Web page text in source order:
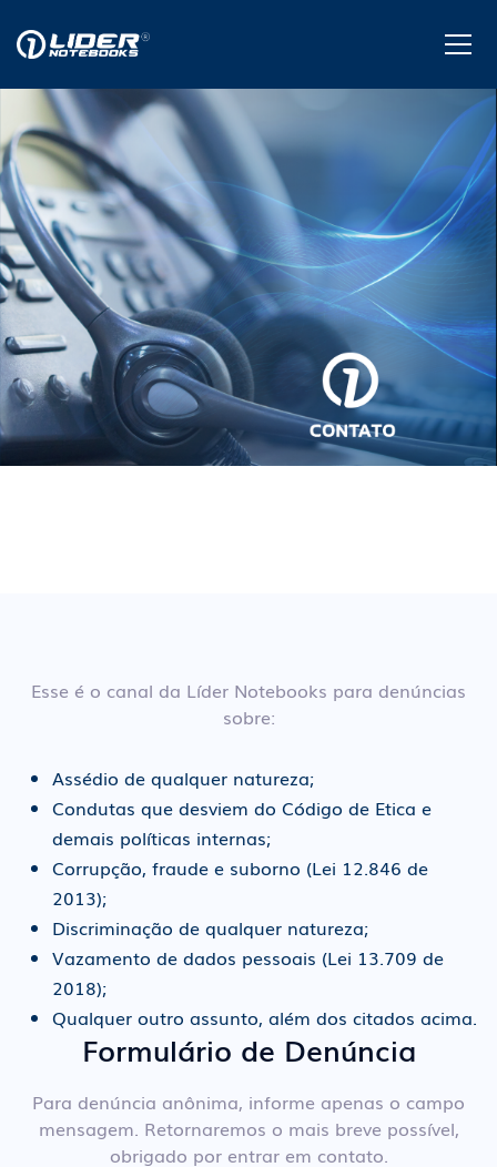
Esse é o canal da Líder Notebooks para denúncias
sobre:
Assédio de qualquer natureza;
Condutas que desviem do Código de Etica e
demais políticas internas;
Corrupção, fraude e suborno (Lei 12.846 de
2013);
Discriminação de qualquer natureza;
Vazamento de dados pessoais (Lei 13.709 de
2018);
Qualquer outro assunto, além dos citados acima.
Formulário de Denúncia
Para denúncia anônima, informe apenas o campo
mensagem. Retornaremos o mais breve possível,
obrigado por entrar em contato.